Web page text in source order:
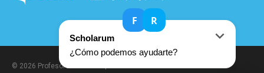
© 2026 Profesores Autores. | Todos los derechos